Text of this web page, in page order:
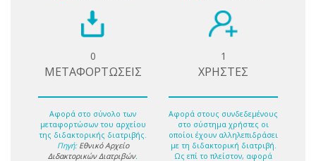
0
ΜΕΤΑΦΟΡΤΩΣΕΙΣ
Αφορά στο σύνολο των
μεταφορτώσων του αρχείου
της διδακτορικής διατριβής.
Πηγή: Εθνικό Αρχείο
Διδακτορικών Διατριβών.
1
ΧΡΗΣΤΕΣ
Αφορά στους συνδεδεμένους
στο σύστημα χρήστες οι
οποίοι έχουν αλληλεπιδράσει
με τη διδακτορική διατριβή.
Ως επί το πλείστον, αφορά